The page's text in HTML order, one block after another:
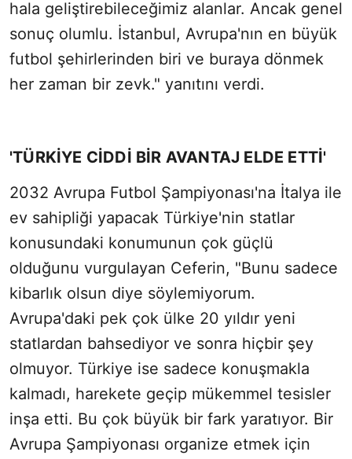
hala geliştirebileceğimiz alanlar. Ancak genel
sonuç olumlu. İstanbul, Avrupa'nın en büyük
futbol şehirlerinden biri ve buraya dönmek
her zaman bir zevk." yanıtını verdi.
'TÜRKİYE CİDDİ BİR AVANTAJ ELDE ETTİ'
2032 Avrupa Futbol Şampiyonası'na İtalya ile
ev sahipliği yapacak Türkiye'nin statlar
konusundaki konumunun çok güçlü
olduğunu vurgulayan Ceferin, "Bunu sadece
kibarlık olsun diye söylemiyorum.
Avrupa'daki pek çok ülke 20 yıldır yeni
statlardan bahsediyor ve sonra hiçbir şey
olmuyor. Türkiye ise sadece konuşmakla
kalmadı, harekete geçip mükemmel tesisler
inşa etti. Bu çok büyük bir fark yaratıyor. Bir
Avrupa Şampiyonası organize etmek için